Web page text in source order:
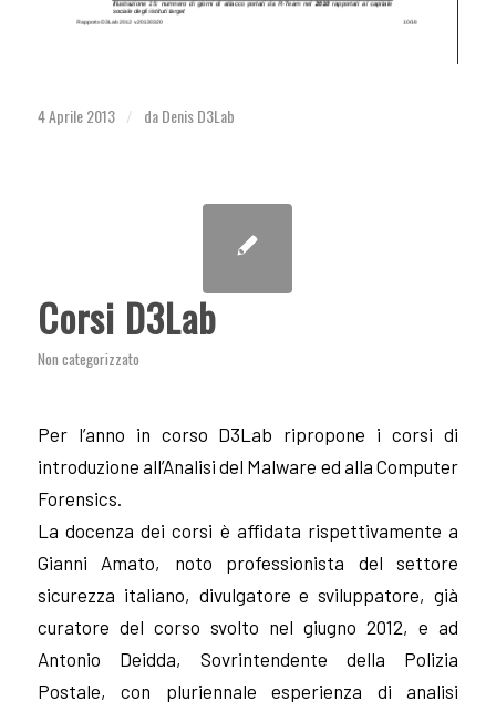
4 Aprile 2013 / daDenis D3Lab
Corsi D3Lab
Non categorizzato
Per l’anno in corso D3Lab ripropone i corsi di
introduzione all’Analisi del Malware ed alla Computer
Forensics.
La docenza dei corsi è affidata rispettivamente a
Gianni Amato, noto professionista del settore
sicurezza italiano, divulgatore e sviluppatore, già
curatore del corso svolto nel giugno 2012, e ad
Antonio Deidda, Sovrintendente della Polizia
Postale, con pluriennale esperienza di analisi